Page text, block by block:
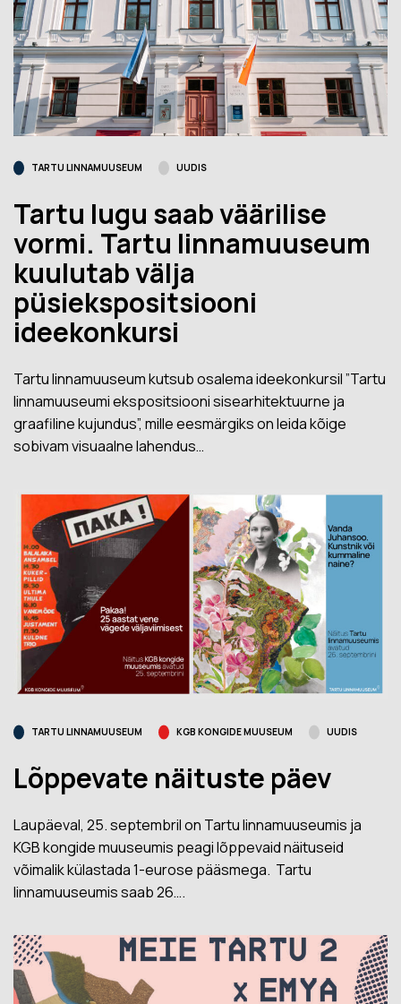
TARTU LINNAMUUSEUM UUDIS
Tartu lugu saab väärilise
vormi. Tartu linnamuuseum
kuulutab välja
püsiekspositsiooni
ideekonkursi
Tartu linnamuuseum kutsub osalema ideekonkursil ”Tartu
linnamuuseumi ekspositsiooni sisearhitektuurne ja
graafiline kujundus”, mille eesmärgiks on leida kõige
sobivam visuaalne lahendus…
TARTU LINNAMUUSEUM KGB KONGIDE MUUSEUM UUDIS
Lõppevate näituste päev
Laupäeval, 25. septembril on Tartu linnamuuseumis ja
KGB kongide muuseumis peagi lõppevaid näituseid
võimalik külastada 1-eurose pääsmega. Tartu
linnamuuseumis saab 26….